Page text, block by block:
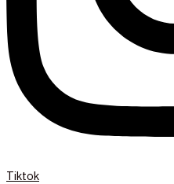
Tiktok